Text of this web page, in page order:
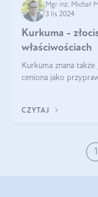
Mgr inż. Michał
3 lis 2024
Kurkuma -
właściwościach
Kurkuma znana
ceniona jako
CZYTAJ
1